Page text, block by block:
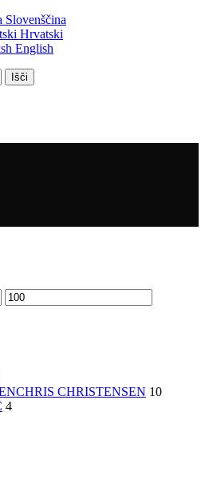
Slovenščina
Hrvatski
English
Išči
Max
cena
CHRIS CHRISTENSEN 10
4